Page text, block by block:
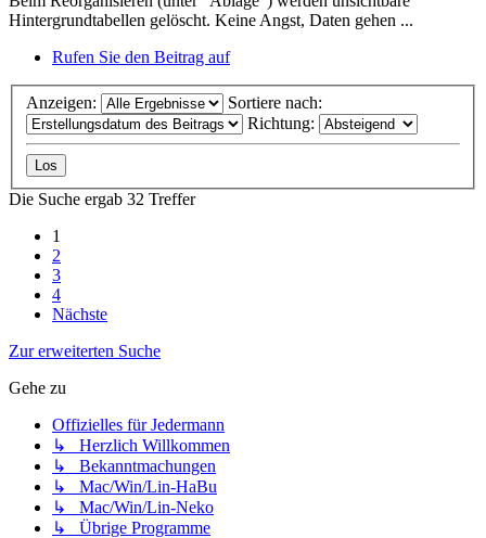
Hintergrundtabellen gelöscht. Keine Angst, Daten gehen ...
Rufen Sie den Beitrag auf
Anzeigen:
Sortiere nach:
Richtung:
Die Suche ergab 32 Treffer
1
2
3
4
Nächste
Zur erweiterten Suche
Gehe zu
Offizielles für Jedermann
↳ Herzlich Willkommen
↳ Bekanntmachungen
↳ Mac/Win/Lin-HaBu
↳ Mac/Win/Lin-Neko
↳ Übrige Programme